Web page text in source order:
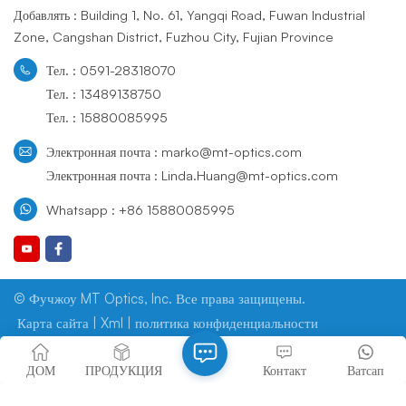
отклонения &mdash; обычно
со строгими допусками
&mdash; они гарантируют
надежную работу в различных
оптических установках. Будь то
в исследовательских
лабораториях или в
промышленных оптических
призмы играют ключевую роль
в оптимизации световых путей
и повышении точности
оптических систем.
пространства, высокоточных
установок. &nbsp;
Добавлять : Building 1, No. 61, Yangqi Road, Fuwan Industrial
Zone, Cangshan District, Fuzhou City, Fujian Province
Тел. : 0591-28318070
Тел. : 13489138750
Тел. : 15880085995
Электронная почта : marko@mt-optics.com
Электронная почта : Linda.Huang@mt-optics.com
Whatsapp : +86 15880085995
© Фучжоу MT Optics, Inc. Все права защищены.
Карта сайта
Xml
политика конфиденциальности
Поддерживается сеть IPv6
ДОМ ПРОДУКЦИЯ Ватсап
Контакт